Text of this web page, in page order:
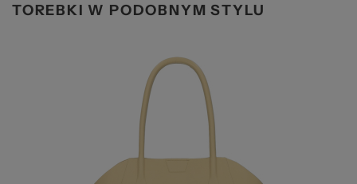
TOREBKI W PODOBNYM STYLU